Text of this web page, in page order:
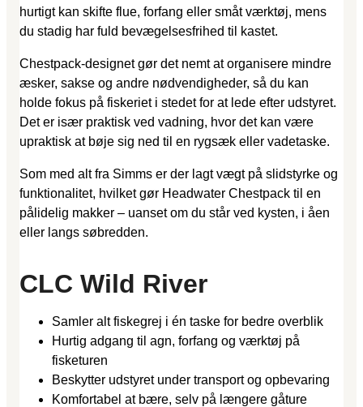
hurtigt kan skifte flue, forfang eller småt værktøj, mens
du stadig har fuld bevægelsesfrihed til kastet.
Chestpack-designet gør det nemt at organisere mindre
æsker, sakse og andre nødvendigheder, så du kan
holde fokus på fiskeriet i stedet for at lede efter udstyret.
Det er især praktisk ved vadning, hvor det kan være
upraktisk at bøje sig ned til en rygsæk eller vadetaske.
Som med alt fra Simms er der lagt vægt på slidstyrke og
funktionalitet, hvilket gør Headwater Chestpack til en
pålidelig makker – uanset om du står ved kysten, i åen
eller langs søbredden.
CLC Wild River
Samler alt fiskegrej i én taske for bedre overblik
Hurtig adgang til agn, forfang og værktøj på
fisketuren
Beskytter udstyret under transport og opbevaring
Komfortabel at bære, selv på længere gåture